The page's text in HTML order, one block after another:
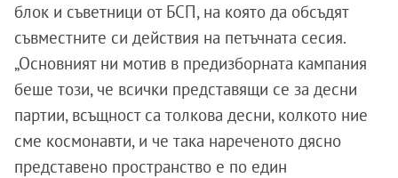
блок и съветници от БСП, на която да обсъдят
съвместните си действия на петъчната сесия.
„Основният ни мотив в предизборната кампания
беше този, че всички представящи се за десни
партии, всъщност са толкова десни, колкото ние
сме космонавти, и че така нареченото дясно
представено пространство е по един